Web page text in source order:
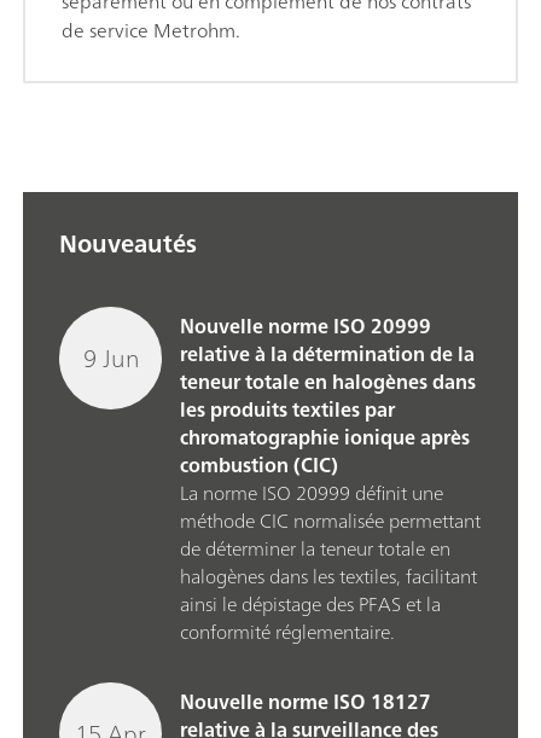
de service Metrohm.
Nouveautés
9 Jun
Nouvelle norme ISO 20999
relative à la détermination de la
teneur totale en halogènes dans
les produits textiles par
chromatographie ionique après
combustion (CIC)
La norme ISO 20999 définit une
méthode CIC normalisée permettant
de déterminer la teneur totale en
halogènes dans les textiles, facilitant
ainsi le dépistage des PFAS et la
conformité réglementaire.
Nouvelle norme ISO 18127
relative à la surveillance des